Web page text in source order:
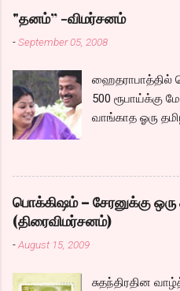
"தனம்” -விமர்சனம்
-September 05, 2008
ஹைதராபாத்தில்
500 ரூபாய்க்கு
வாங்காத ஓரு
அமைந்தது?
தன்னுடய
சும்மா, சுத்தி,
திரைக்கதையால்
க்ளைமாக்ஸில்
பொக்கிஷம் – சேரனுக்கு ஒரு
(திரைவிமர்சனம்)
-August 15, 2009
சுதந்திரதின